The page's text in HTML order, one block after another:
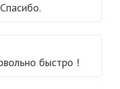
быстро !